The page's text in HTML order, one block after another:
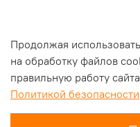
оставляете свои данные
на сайте
Продолжая
на обработку файлов
правильную работу
Политикой безопасности